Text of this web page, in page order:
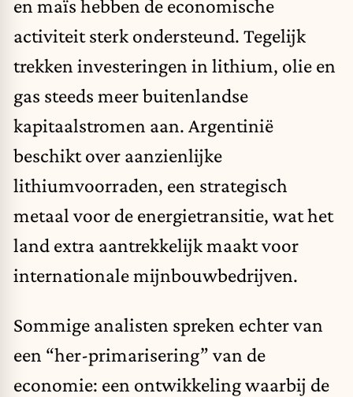
en maïs hebben de economische
activiteit sterk ondersteund. Tegelijk
trekken investeringen in lithium, olie en
gas steeds meer buitenlandse
kapitaalstromen aan. Argentinië
beschikt over aanzienlijke
lithiumvoorraden, een strategisch
metaal voor de energietransitie, wat het
land extra aantrekkelijk maakt voor
internationale mijnbouwbedrijven.
Sommige analisten spreken echter van
een “her-primarisering” van de
economie: een ontwikkeling waarbij de